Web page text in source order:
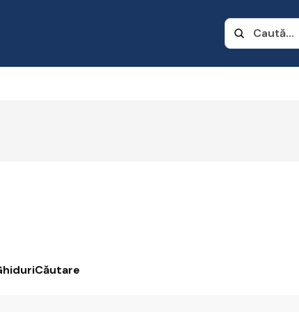
Căutare